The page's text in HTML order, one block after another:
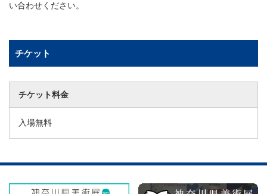
い合わせください。
チケット
チケット料金
入場無料